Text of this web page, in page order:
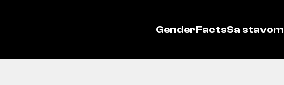
GenderFactsSa stavom